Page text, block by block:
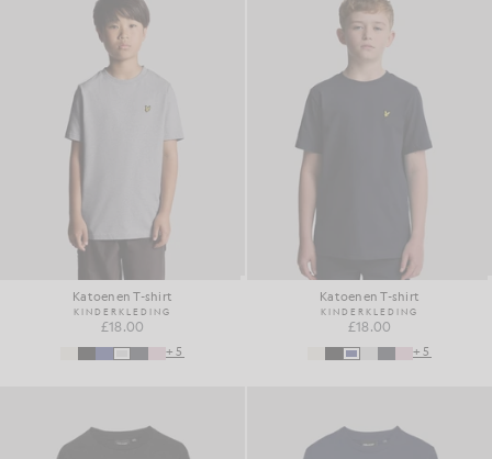
Katoenen T-shirt
KINDERKLEDING
£18.00
+5
Katoenen T-shirt
KINDERKLEDING
£18.00
+5